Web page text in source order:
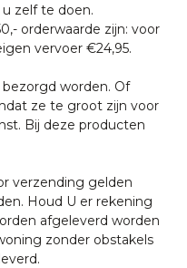
zelf te doen.
orderwaarde zijn: voor
vervoer €24,95.
worden. Of
ze te groot zijn voor
Bij deze producten
verzending gelden
Houd U er rekening
afgeleverd worden
zonder obstakels